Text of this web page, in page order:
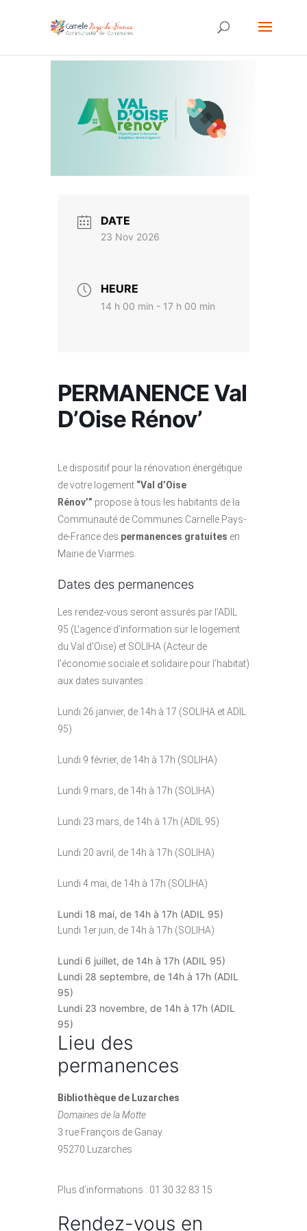
DATE
23 Nov 2026
HEURE
14 h 00 min - 17 h 00 min
PERMANENCE Val
D’Oise Rénov’
Le dispositif pour la rénovation énergétique
de votre logement “Val d’Oise
Rénov’” propose à tous les habitants de la
Communauté de Communes Carnelle Pays-
de-France des permanences gratuites en
Mairie de Viarmes.
Dates des permanences
Les rendez-vous seront assurés par l’ADIL
95 (L’agence d’information sur le logement
du Val d’Oise) et SOLIHA (Acteur de
l’économie sociale et solidaire pour l’habitat)
aux dates suivantes :
Lundi 26 janvier, de 14h à 17 (SOLIHA et ADIL
95)
Lundi 9 février, de 14h à 17h (SOLIHA)
Lundi 9 mars, de 14h à 17h (SOLIHA)
Lundi 23 mars, de 14h à 17h (ADIL 95)
Lundi 20 avril, de 14h à 17h (SOLIHA)
Lundi 4 mai, de 14h à 17h (SOLIHA)
Lundi 18 mai, de 14h à 17h (ADIL 95)
Lundi 1er juin, de 14h à 17h (SOLIHA)
Lundi 6 juillet, de 14h à 17h (ADIL 95)
Lundi 28 septembre, de 14h à 17h (ADIL
95)
Lundi 23 novembre, de 14h à 17h (ADIL
95)
Lieu des
permanences
Bibliothèque de Luzarches
Domaines de la Motte
3 rue François de Ganay
95270 Luzarches
Plus d’informations : 01 30 32 83 15
Rendez-vous en